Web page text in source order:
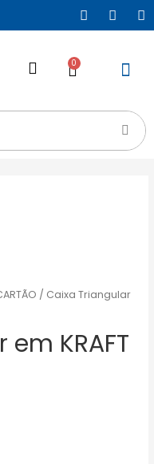
0
/ Caixa Triangular
KRAFT